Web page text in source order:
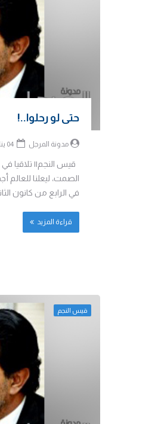
حتى لو رحلوا..!
مدونة المرجل
قيس النجم|| تلاقيا
الصمت، ليعلنا للعالم
في الرابع من كانون الثاني من
قراءة المزيد
قيس النجم